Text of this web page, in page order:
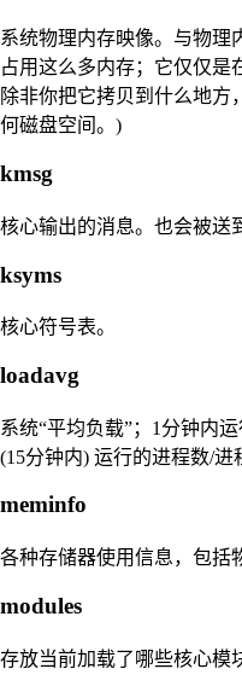
系统物理内存映像。与物理
占用这么多内存；它仅仅是
除非你把它拷贝到什么地方
何磁盘空间。)
kmsg
核心输出的消息。也会被送
ksyms
核心符号表。
loadavg
系统“平均负载”；1分钟内
(15分钟内) 运行的进程数/
meminfo
各种存储器使用信息，包括
modules
存放当前加载了哪些核心模